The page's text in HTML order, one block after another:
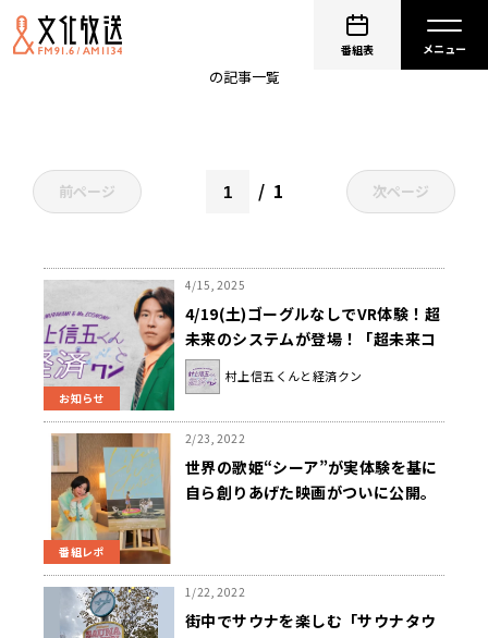
番組表
の記事一覧
前ページ 1 次ページ
お知らせ
4/15, 2025
4/19(土)ゴーグルなしでVR体験！超
未来のシステムが登場！「超未来コ
ーカイ収録」の模様をお届け！『村
上信五くんと経済クン』
村上信五くんと経済クン
番組レポ
2/23, 2022
世界の歌姫“シーア”が実体験を基に
自ら創りあげた映画がついに公開。
1/22, 2022
街中でサウナを楽しむ「サウナタウ